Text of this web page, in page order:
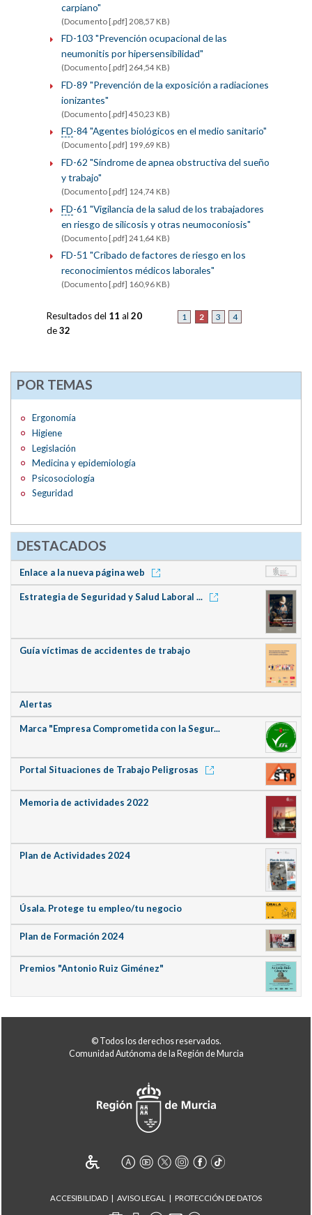
carpiano"
(Documento [.pdf] 208,57 KB)
FD-103 "Prevención ocupacional de las
neumonitis por hipersensibilidad"
(Documento [.pdf] 264,54 KB)
FD-89 "Prevención de la exposición a radiaciones
ionizantes"
(Documento [.pdf] 450,23 KB)
FD-84 "Agentes biológicos en el medio sanitario"
(Documento [.pdf] 199,69 KB)
FD-62 "Síndrome de apnea obstructiva del sueño
y trabajo"
(Documento [.pdf] 124,74 KB)
FD-61 "Vigilancia de la salud de los trabajadores
en riesgo de silicosis y otras neumoconiosis"
(Documento [.pdf] 241,64 KB)
FD-51 "Cribado de factores de riesgo en los
reconocimientos médicos laborales"
(Documento [.pdf] 160,96 KB)
1 2 3 4
Resultados del 11 al 20
de32
POR TEMAS
Ergonomía
Higiene
Legislación
Medicina y epidemiología
Psicosociología
Seguridad
DESTACADOS
Enlace a la nueva página web
Estrategia de Seguridad y Salud Laboral ...
Guía víctimas de accidentes de trabajo
Alertas
Marca "Empresa Comprometida con la Segur...
Portal Situaciones de Trabajo Peligrosas
Memoria de actividades 2022
Plan de Actividades 2024
Úsala. Protege tu empleo/tu negocio
Plan de Formación 2024
Premios "Antonio Ruiz Giménez"
© Todos los derechos reservados.
Comunidad Autónoma de la Región de Murcia
ACCESIBILIDAD AVISO LEGAL PROTECCIÓN DE DATOS